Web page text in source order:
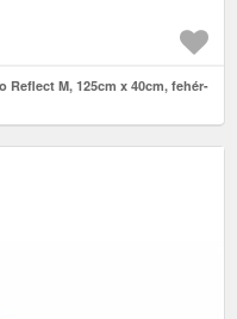
M, 125cm x 40cm, fehér-